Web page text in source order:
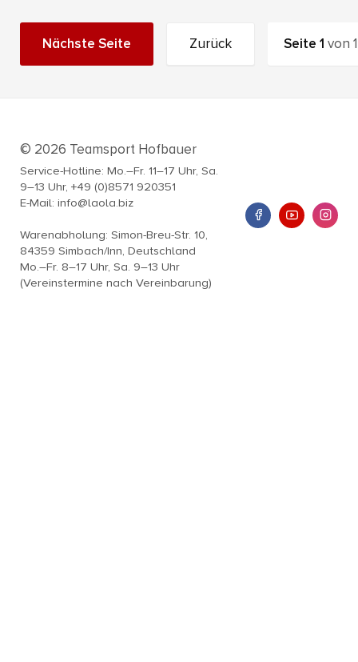
Nächste Seite Zurück Seite1 von1
© 2026 Teamsport Hofbauer
Service-Hotline: Mo.–Fr. 11–17 Uhr, Sa.
9–13 Uhr, +49 (0)8571 920351
E-Mail: info@laola.biz
Warenabholung: Simon-Breu-Str. 10,
84359 Simbach/Inn, Deutschland
Mo.–Fr. 8–17 Uhr, Sa. 9–13 Uhr
(Vereinstermine nach Vereinbarung)